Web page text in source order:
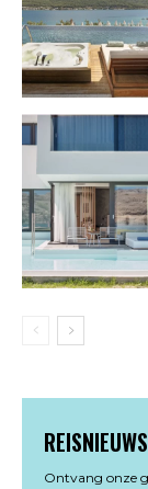
Ontvang onze